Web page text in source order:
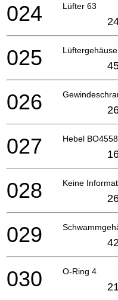
Lüfter 63
024
Lüftergehäuse
025
026
Hebel BO4558
027
Keine
028
029
O-Ring 4
030